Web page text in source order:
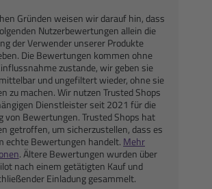
Gründen weisen wir darauf hin, dass
Nutzerbewertungen allein die
der Verwender unserer Produkte
Die Bewertungen kommen ohne
zustande, wir geben sie
und ungefiltert wieder, ohne sie
zu machen. Wir nutzen Trusted Shops
Dienstleister seit 2021 für die
von Bewertungen. Trusted Shops hat
getroffen, um sicherzustellen, dass es
echte Bewertungen handelt. Mehr
. Ältere Bewertungen wurden über
nach einem getätigten Kauf und
Einladung gesammelt.